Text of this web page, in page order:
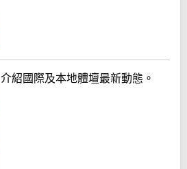
介紹國際及本地體壇最新動態。